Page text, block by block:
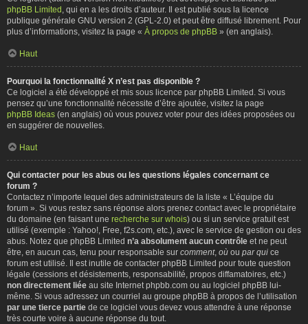
phpBB Limited , qui en a les droits d’auteur. Il est publié sous la licence
publique générale GNU version 2 (GPL-2.0) et peut être diffusé librement. Pour
plus d’informations, visitez la page « À propos de phpBB » (en anglais).
Haut
Pourquoi la fonctionnalité X n’est pas disponible ?
Ce logiciel a été développé et mis sous licence par phpBB Limited. Si vous
pensez qu’une fonctionnalité nécessite d’être ajoutée, visitez la page
phpBB Ideas (en anglais) où vous pouvez voter pour des idées proposées ou
en suggérer de nouvelles.
Haut
Qui contacter pour les abus ou les questions légales concernant ce
forum ?
Contactez n’importe lequel des administrateurs de la liste « L’équipe du
forum ». Si vous restez sans réponse alors prenez contact avec le propriétaire
du domaine (en faisant une recherche sur whois) ou si un service gratuit est
utilisé (exemple : Yahoo!, Free, f2s.com, etc.), avec le service de gestion ou des
abus. Notez que phpBB Limited n’a absolument aucun contrôle et ne peut
être, en aucun cas, tenu pour responsable sur comment, où ou par qui ce
forum est utilisé. Il est inutile de contacter phpBB Limited pour toute question
légale (cessions et désistements, responsabilité, propos diffamatoires, etc.)
non directement liée au site Internet phpbb.com ou au logiciel phpBB lui-
même. Si vous adressez un courriel au groupe phpBB à propos de l’utilisation
par une tierce partie de ce logiciel vous devez vous attendre à une réponse
très courte voire à aucune réponse du tout.